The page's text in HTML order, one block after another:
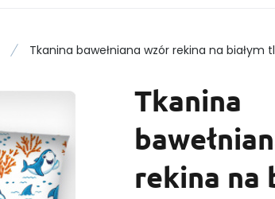
Tkanina bawełniana wzór rekina na białym
Tkanina
rekina na